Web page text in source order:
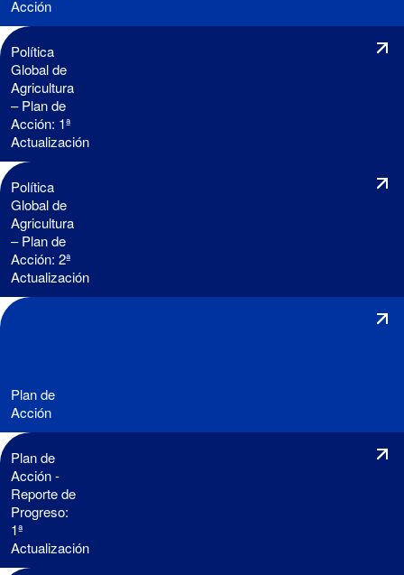
Acción
Política
Global de
Agricultura
– Plan de
Acción: 1ª
Actualización
Política
Global de
Agricultura
– Plan de
Acción: 2ª
Actualización
Plan de
Acción
Plan de
Acción -
Reporte de
Progreso:
1ª
Actualización